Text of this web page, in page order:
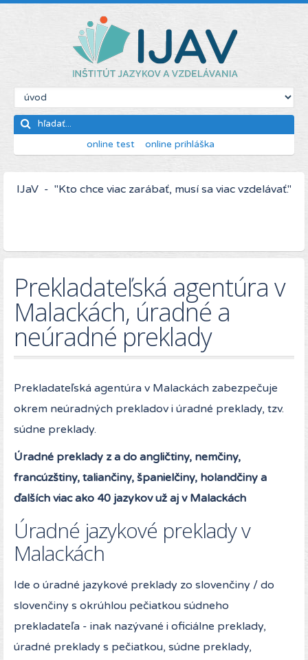
online test online prihláška
IJaV - "Kto chce viac zarábať, musí sa viac vzdelávať."
Prekladateľská agentúra v
Malackách, úradné a
neúradné preklady
Prekladateľská agentúra v Malackách zabezpečuje
okrem neúradných prekladov i úradné preklady, tzv.
súdne preklady.
Úradné preklady z a do angličtiny, nemčiny,
francúzštiny, taliančiny, španielčiny, holandčiny a
ďalších viac ako 40 jazykov už aj v Malackách
Úradné jazykové preklady v
Malackách
Ide o úradné jazykové preklady zo slovenčiny / do
slovenčiny s okrúhlou pečiatkou súdneho
prekladateľa - inak nazývané i oficiálne preklady,
úradné preklady s pečiatkou, súdne preklady,